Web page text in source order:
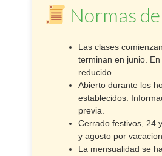
Normas
Las clases
terminan en junio.
reducido.
Abierto durante los
establecidos.
previa.
Cerrado festivos, 24
y agosto por
La mensualidad se